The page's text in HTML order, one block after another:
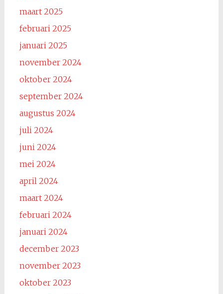
maart 2025
februari 2025
januari 2025
november 2024
oktober 2024
september 2024
augustus 2024
juli 2024
juni 2024
mei 2024
april 2024
maart 2024
februari 2024
januari 2024
december 2023
november 2023
oktober 2023